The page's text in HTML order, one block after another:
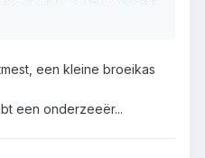
een kleine broeikas
een onderzeeër...